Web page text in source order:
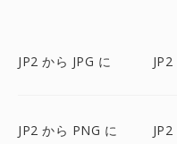
JP2 から JPG に
JP2 から PNG に